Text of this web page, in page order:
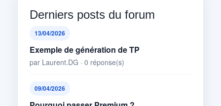
Derniers posts du forum
13/04/2026
Exemple de génération de TP
par Laurent.DG · 0 réponse(s)
09/04/2026